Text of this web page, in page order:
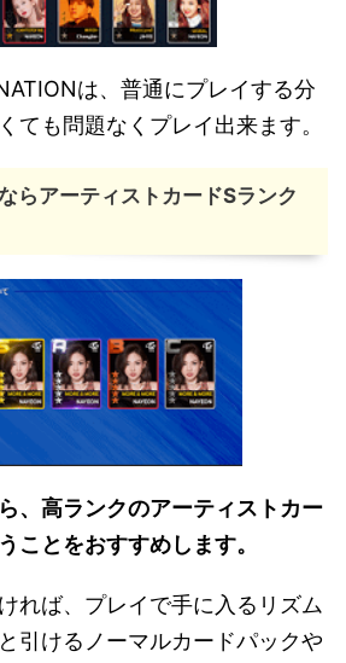
は、普通にプレイする分
ても問題なくプレイ出来ます。
らアーティストカードSランク
、高ランクのアーティストカー
ことをおすすめします。
れば、プレイで手に入るリズム
引けるノーマルカードパックや